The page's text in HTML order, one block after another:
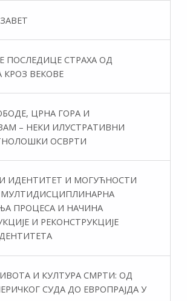
ПОСЛЕДИЦЕ СТРАХА ОД
КРОЗ ВЕКОВЕ
ЦРНА ГОРА И
– НЕКИ ИЛУСТРАТИВНИ
ОСВРТИ
ИДЕНТИТЕТ И МОГУЋНОСТИ
МУЛТИДИСЦИПЛИНАРНА
ПРОЦЕСА И НАЧИНА
И РЕКОНСТРУКЦИЈЕ
И КУЛТУРА СМРТИ: ОД
СУДА ДО ЕВРОПРАЈДА У